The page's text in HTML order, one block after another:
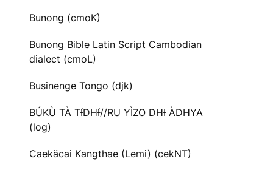
Bunong (cmoK)
Bunong Bible Latin Script Cambodian
dialect (cmoL)
Businenge Tongo (djk)
BÚKÙ TÀ TƗ́DHƗ́//RU YÌZO DHƗ ÀDHYA
(log)
Caekäcai Kangthae (Lemi) (cekNT)